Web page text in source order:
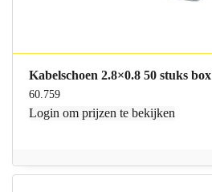
Kabelschoen 2.8×0.8 50 stuks box
60.759
Login om prijzen te bekijken